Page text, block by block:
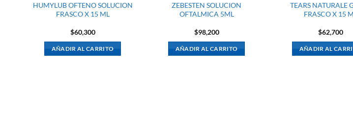
HUMYLUB OFTENO SOLUCION
FRASCO X 15 ML
$60,300
AÑADIR AL CARRITO
ZEBESTEN SOLUCION
OFTALMICA 5ML
$98,200
AÑADIR AL CARRITO
TEARS NATURALE
FRASCO X 15
$62,700
AÑADIR AL